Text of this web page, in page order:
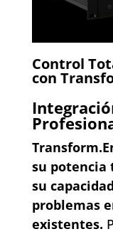
Control
con
su potencia
su
problemas
existentes.